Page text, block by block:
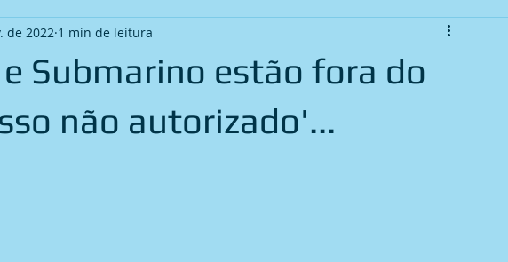
Submarino estão fora do
não autorizado'...
de 2022 1 min de leitura